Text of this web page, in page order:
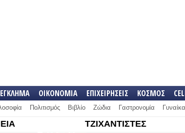
ΕΓΚΛΗΜΑ ΟΙΚΟΝΟΜΙΑ ΕΠΙΧΕΙΡΗΣΕΙΣ ΚΟΣΜΟΣ
Πολιτισμός Βιβλίο Ζώδια Γαστρονομία Γυναίκα
ΤΖΙΧΑΝΤΙΣΤΕΣ